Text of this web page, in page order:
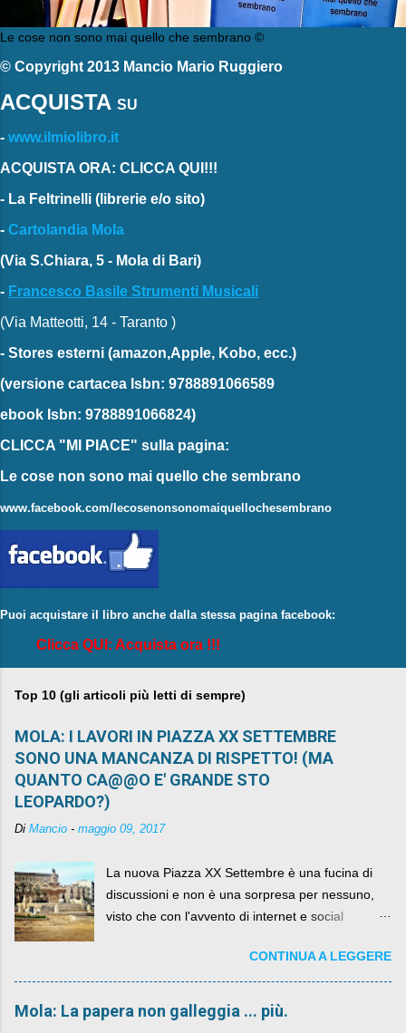
Le cose non sono mai quello che sembrano ©
© Copyright 2013 Mancio Mario Ruggiero
ACQUISTA SU
- www.ilmiolibro.it
ACQUISTA ORA: CLICCA QUI!!!
- La Feltrinelli (librerie e/o sito)
- Cartolandia Mola
(Via S.Chiara, 5 - Mola di Bari)
- Francesco Basile Strumenti Musicali
(Via Matteotti, 14 - Taranto )
- Stores esterni (amazon,Apple, Kobo, ecc.)
(versione cartacea Isbn: 9788891066589
ebook Isbn: 9788891066824)
CLICCA "MI PIACE" sulla pagina:
Le cose non sono mai quello che sembrano
www.facebook.com/lecosenonsonomaiquellochesembrano
Puoi acquistare il libro anche dalla stessa pagina facebook:
Clicca QUI: Acquista ora !!!
Top 10 (gli articoli più letti di sempre)
MOLA: I LAVORI IN PIAZZA XX SETTEMBRE
SONO UNA MANCANZA DI RISPETTO! (MA
QUANTO CA@@O E' GRANDE STO
LEOPARDO?)
Di Mancio - maggio 09, 2017
La nuova Piazza XX Settembre è una fucina di
discussioni e non è una sorpresa per nessuno,
visto che con l'avvento di internet e social
sua lasciandone anche traccia scritta nel web.
CONTINUA A LEGGERE
Mola: La papera non galleggia ... più.